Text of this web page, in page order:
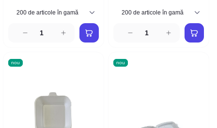
nou nou